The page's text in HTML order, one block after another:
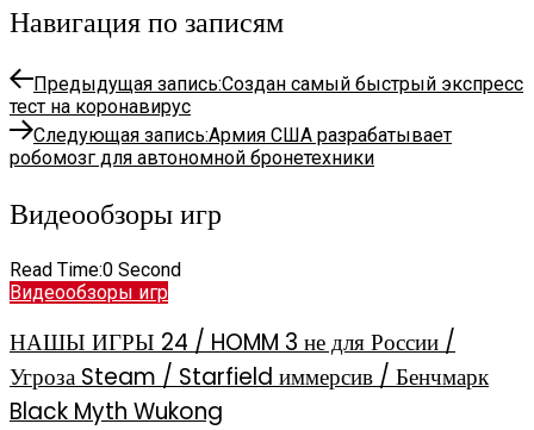
Навигация по записям
Предыдущая запись:Создан самый быстрый экспресс
тест на коронавирус
Следующая запись:Армия США разрабатывает
робомозг для автономной бронетехники
Видеообзоры игр
Read Time:0 Second
Видеообзоры игр
НАШЫ ИГРЫ 24 / HOMM 3 не для России /
Угроза Steam / Starfield иммерсив / Бенчмарк
Black Myth Wukong